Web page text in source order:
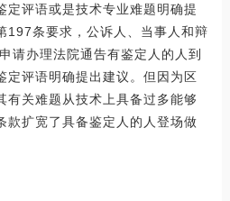
定评语或是技术专业难题明确提
197条要求，公诉人、当事人和辩
请办理法院通告有鉴定人的人到
定评语明确提出建议。但因为区
有关难题从技术上具备过多能够
款扩宽了具备鉴定人的人登场做